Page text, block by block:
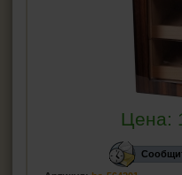
Цена: